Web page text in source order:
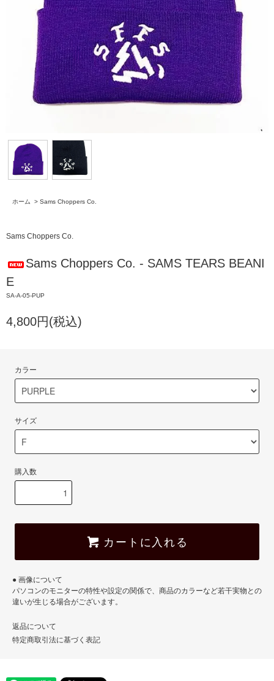
ホーム > Sams Choppers Co.
Sams Choppers Co.
Sams Choppers Co. - SAMS TEARS BEANI
E
SA-A-05-PUP
4,800円(税込)
カラー
サイズ
購入数
カートに入れる
● 画像について
パソコンのモニターの特性や設定の関係で、商品のカラーなど若干実物との
違いが生じる場合がございます。
返品について
特定商取引法に基づく表記